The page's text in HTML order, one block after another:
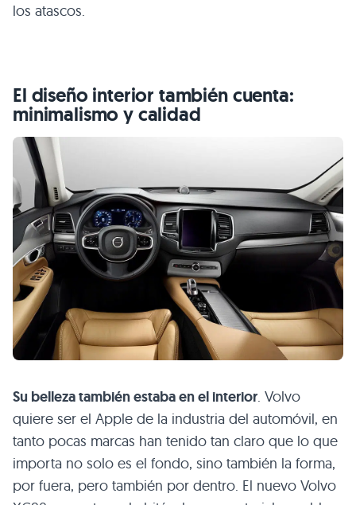
los atascos.
El diseño interior también cuenta:
minimalismo y calidad
Su belleza también estaba en el interior. Volvo
quiere ser el Apple de la industria del automóvil, en
tanto pocas marcas han tenido tan claro que lo que
importa no solo es el fondo, sino también la forma,
por fuera, pero también por dentro. El nuevo Volvo